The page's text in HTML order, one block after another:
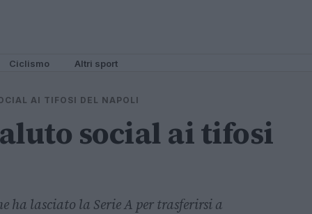
Ciclismo Altri sport
AI TIFOSI DEL NAPOLI
social ai tifosi
ha lasciato la Serie A per trasferirsi a